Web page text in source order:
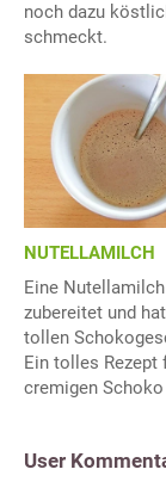
noch dazu
schmeckt.
NUTELLAMILCH
Eine Nutellamilch
zubereitet und
tollen
Ein tolles Rezept
cremigen Schoko
User